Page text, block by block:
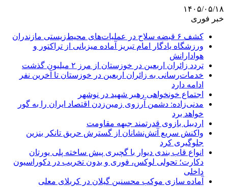
۱۴۰۵/۰۵/۱۸
خبر فوری
کشف ۶ قبضه سلاح در عملیات‌های محیط‌زیستی مازندران
ورزشگاه یادگار امام تبریز آماده میزبانی از تراکتور و
هوادارانش
تردد زائران اربعین در خوزستان از مرز ۲ میلیون گذشت
خدمات‌رسانی به زائران اربعین در خوزستان تا آخرین نفر
ادامه دارد
اجتماع خونخواهی رهبر شهید در نوشهر
مدنی‌زاده: دشمن آرزوی زمین‌زدن اقتصاد ایران را به گور
خواهد برد
اردبیل بازوی قدرتمند جبهه مقاومت
واکنش سریع آتش‌نشانان از گسترش حریق تانکر بنزین
جلوگیری کرد
انواع قاب بندی دیوار با گچبری پیش ساخته پلی یورتان
دکارت؛ تحولی لوکس، فوری و بدون تخریب در دکوراسیون
داخلی
آماده سازی موکب محسنین گیلان در کربلای معلی